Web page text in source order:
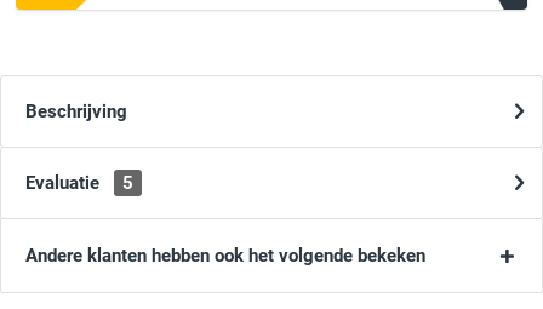
Beschrijving
Evaluatie 5
Andere klanten hebben ook het volgende bekeken